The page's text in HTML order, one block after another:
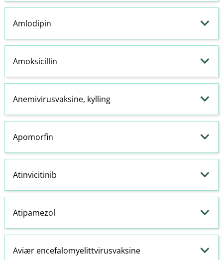
Amlodipin
Amoksicillin
Anemivirusvaksine, kylling
Apomorfin
Atinvicitinib
Atipamezol
Aviær encefalomyelittvirusvaksine